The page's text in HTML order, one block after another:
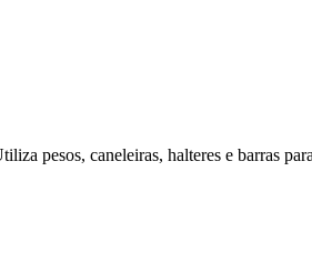
pesos, caneleiras, halteres e barras